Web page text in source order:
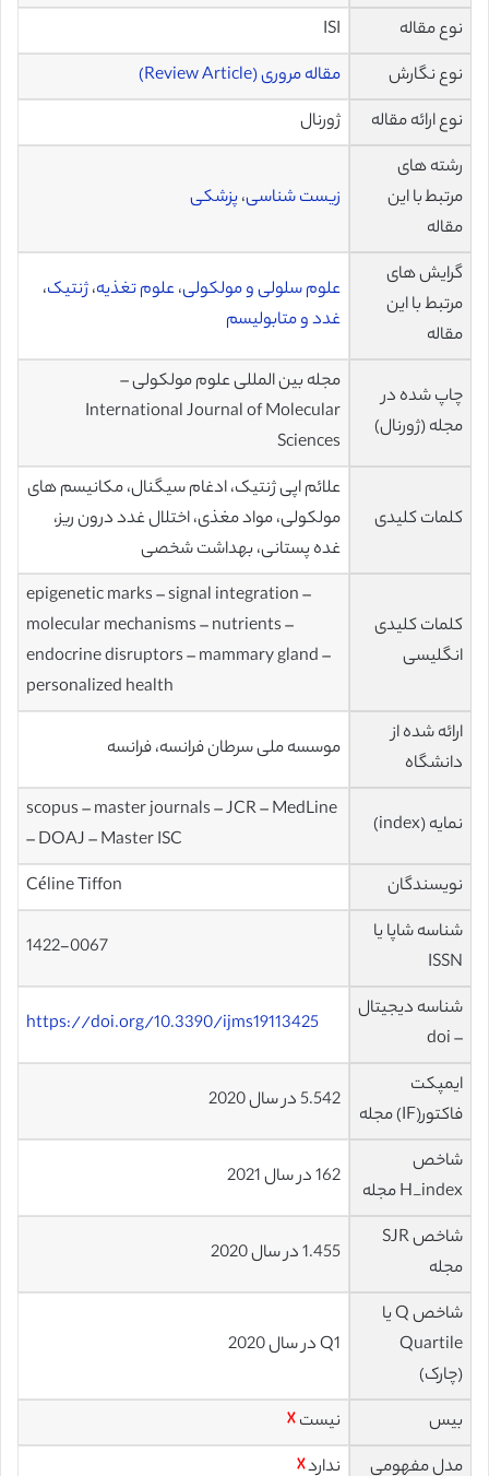
نوع مقاله
ISI
نوع نگارش
مقاله مروری (Review Article)
نوع ارائه مقاله
ژورنال
رشته های
مرتبط با این
مقاله
زیست شناسی،پزشکی
گرایش های
مرتبط با این
مقاله
علوم سلولی و مولکولی،علوم تغذیه،ژنتیک،
غدد و متابولیسم
چاپ شده در
مجله (ژورنال)
مجله بین المللی علوم مولکولی –
International Journal of Molecular
Sciences
کلمات کلیدی
علائم اپی ژنتیک، ادغام سیگنال، مکانیسم های
مولکولی، مواد مغذی، اختلال غدد درون ریز،
غده پستانی، بهداشت شخصی
کلمات کلیدی
انگلیسی
epigenetic marks – signal integration –
molecular mechanisms – nutrients –
endocrine disruptors – mammary gland –
personalized health
ارائه شده از
دانشگاه
موسسه ملی سرطان فرانسه، فرانسه
نمایه (index)
scopus – master journals – JCR – MedLine
– DOAJ – Master ISC
نویسندگان
Céline Tiffon
شناسه شاپا یا
ISSN
1422-0067
شناسه دیجیتال
– doi
https://doi.org/10.3390/ijms19113425
ایمپکت
فاکتور(IF) مجله
5.542 در سال 2020
شاخص
H_index مجله
162 در سال 2021
شاخص SJR
مجله
1.455 در سال 2020
شاخص Q یا
Quartile
(چارک)
Q1 در سال 2020
بیس نیست☓
مدل مفهومی
ندارد☓